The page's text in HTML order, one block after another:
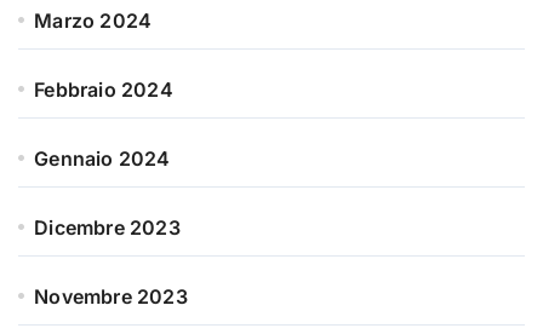
Marzo 2024
Febbraio 2024
Gennaio 2024
Dicembre 2023
Novembre 2023